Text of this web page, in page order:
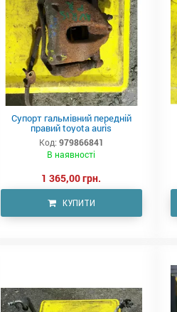
Супорт гальмівний передній
правий toyota auris
Код: 979866841
В наявності
1 365,00 грн.
КУПИТИ